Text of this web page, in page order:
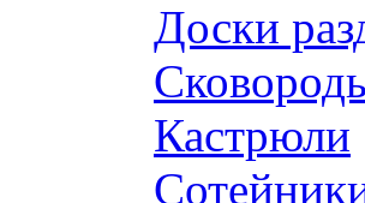
Доски
Кастрюли